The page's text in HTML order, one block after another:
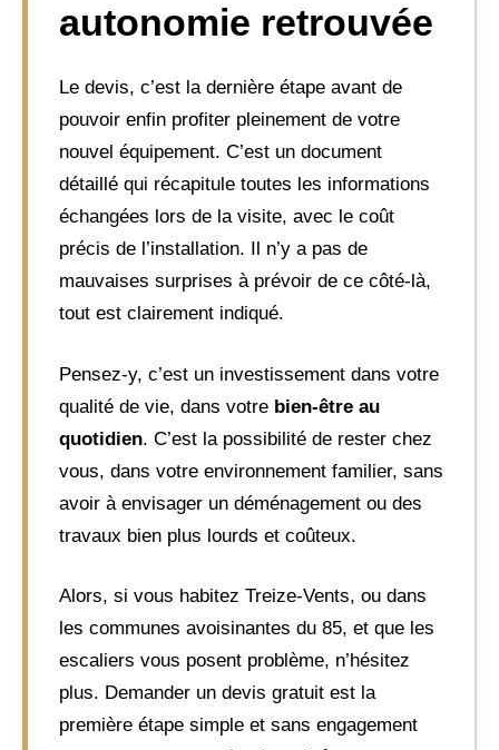
autonomie retrouvée
Le devis, c’est la dernière étape avant de
pouvoir enfin profiter pleinement de votre
nouvel équipement. C’est un document
détaillé qui récapitule toutes les informations
échangées lors de la visite, avec le coût
précis de l’installation. Il n’y a pas de
mauvaises surprises à prévoir de ce côté-là,
tout est clairement indiqué.
Pensez-y, c’est un investissement dans votre
qualité de vie, dans votre bien-être au
quotidien. C’est la possibilité de rester chez
vous, dans votre environnement familier, sans
avoir à envisager un déménagement ou des
travaux bien plus lourds et coûteux.
Alors, si vous habitez Treize-Vents, ou dans
les communes avoisinantes du 85, et que les
escaliers vous posent problème, n’hésitez
plus. Demander un devis gratuit est la
première étape simple et sans engagement